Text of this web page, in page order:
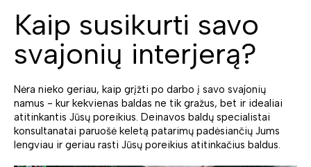
Kaip susikurti savo
svajonių interjerą?
Nėra nieko geriau, kaip grįžti po darbo į savo svajonių
namus - kur kekvienas baldas ne tik gražus, bet ir idealiai
atitinkantis Jūsų poreikius. Deinavos baldų specialistai
konsultanatai paruošė keletą patarimų padėsiančių Jums
lengviau ir geriau rasti Jūsų poreikius atitinkačius baldus.